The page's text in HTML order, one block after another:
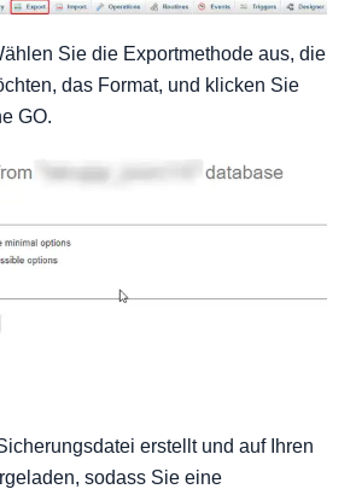
Sie die Exportmethode aus, die
das Format, und klicken Sie
GO.
erstellt und auf Ihren
sodass Sie eine